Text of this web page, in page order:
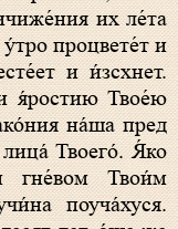
их ле́та
процвете́т и
и и́зсхнет.
я́ростию Твое́ю
на́ша пред
Твоего́. Я́ко
гне́вом Твои́м
поуча́хуся.